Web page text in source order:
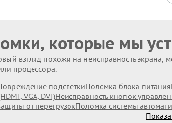
которые мы
взгляд похожи на неисправность экрана,
процессора.
подсветкиПоломка блока питания
VGA, DVI)Неисправность кнопок
от перегрузокПоломка системы